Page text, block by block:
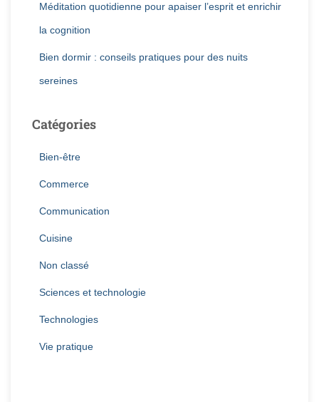
Méditation quotidienne pour apaiser l’esprit et enrichir
la cognition
Bien dormir : conseils pratiques pour des nuits
sereines
Catégories
Bien-être
Commerce
Communication
Cuisine
Non classé
Sciences et technologie
Technologies
Vie pratique